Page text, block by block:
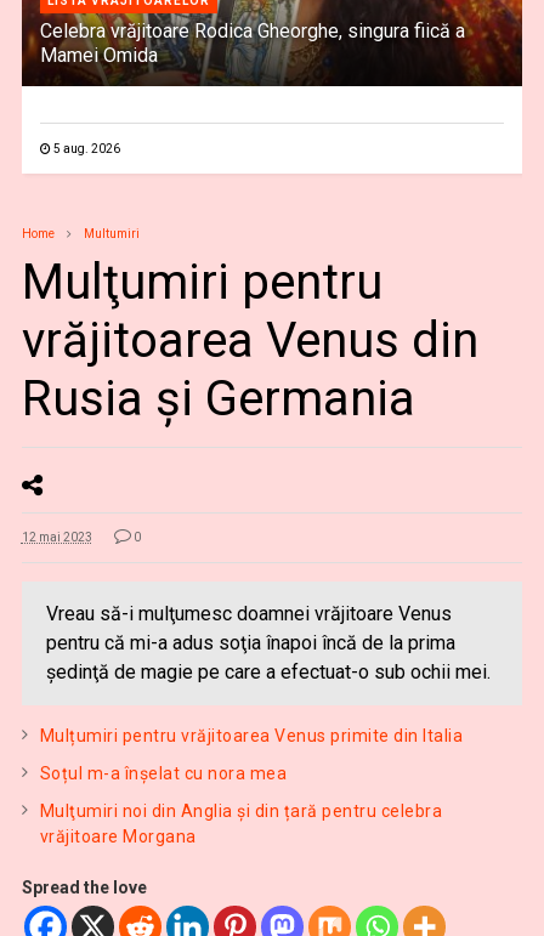
Celebra vrăjitoare Rodica Gheorghe, singura fiică a
Mamei Omida
5 aug. 2026
Home Multumiri
Mulţumiri pentru
vrăjitoarea Venus din
Rusia și Germania
12 mai 2023 0
Vreau să-i mulţumesc doamnei vrăjitoare Venus
pentru că mi-a adus soţia înapoi încă de la prima
şedinţă de magie pe care a efectuat-o sub ochii mei.
Mulțumiri pentru vrăjitoarea Venus primite din Italia
Soțul m-a înșelat cu nora mea
Mulţumiri noi din Anglia și din țară pentru celebra
vrăjitoare Morgana
Spread the love